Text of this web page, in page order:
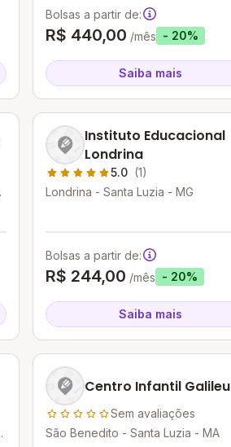
Bolsas a partir de:
R$ 440,00 /mês - 20%
Saiba mais
Instituto Educacional
Londrina
5.0 (1)
Londrina - Santa Luzia - MG
Bolsas a partir de:
R$ 244,00 /mês - 20%
Saiba mais
Centro Infantil Galileu
Sem avaliações
São Benedito - Santa Luzia - MA